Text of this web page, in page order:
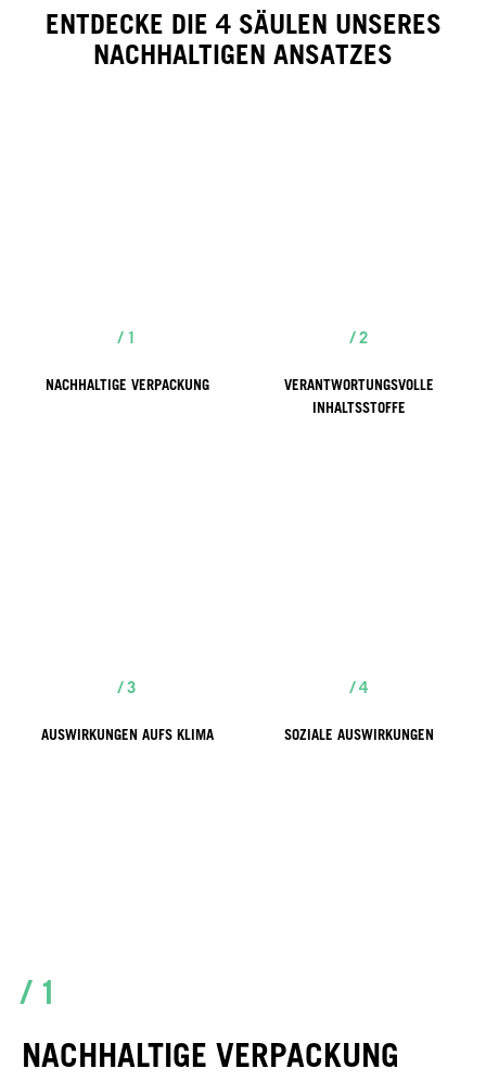
ENTDECKE DIE 4 SÄULEN UNSERES
NACHHALTIGEN ANSATZES
/ 1
NACHHALTIGE VERPACKUNG
/ 2
VERANTWORTUNGSVOLLE
INHALTSSTOFFE
/ 3
AUSWIRKUNGEN AUFS KLIMA
/ 4
SOZIALE AUSWIRKUNGEN
/ 1
NACHHALTIGE VERPACKUNG